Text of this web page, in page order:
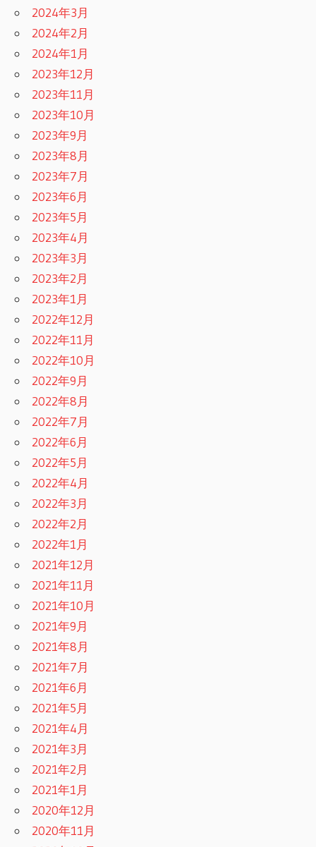
2024年3月
2024年2月
2024年1月
2023年12月
2023年11月
2023年10月
2023年9月
2023年8月
2023年7月
2023年6月
2023年5月
2023年4月
2023年3月
2023年2月
2023年1月
2022年12月
2022年11月
2022年10月
2022年9月
2022年8月
2022年7月
2022年6月
2022年5月
2022年4月
2022年3月
2022年2月
2022年1月
2021年12月
2021年11月
2021年10月
2021年9月
2021年8月
2021年7月
2021年6月
2021年5月
2021年4月
2021年3月
2021年2月
2021年1月
2020年12月
2020年11月